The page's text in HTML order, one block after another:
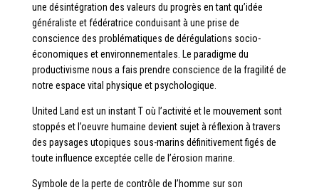
une désintégration des valeurs du progrès en tant qu’idée
généraliste et fédératrice conduisant à une prise de
conscience des problématiques de dérégulations socio-
économiques et environnementales. Le paradigme du
productivisme nous a fais prendre conscience de la fragilité de
notre espace vital physique et psychologique.
United Land est un instant T où l’activité et le mouvement sont
stoppés et l’oeuvre humaine devient sujet à réflexion à travers
des paysages utopiques sous-marins définitivement figés de
toute influence exceptée celle de l’érosion marine.
Symbole de la perte de contrôle de l’homme sur son